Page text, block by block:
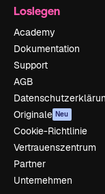
Loslegen
Academy
Dokumentation
Support
AGB
Originale Neu
Cookie-Richtlinie
Vertrauenszentrum
Partner
Unternehmen